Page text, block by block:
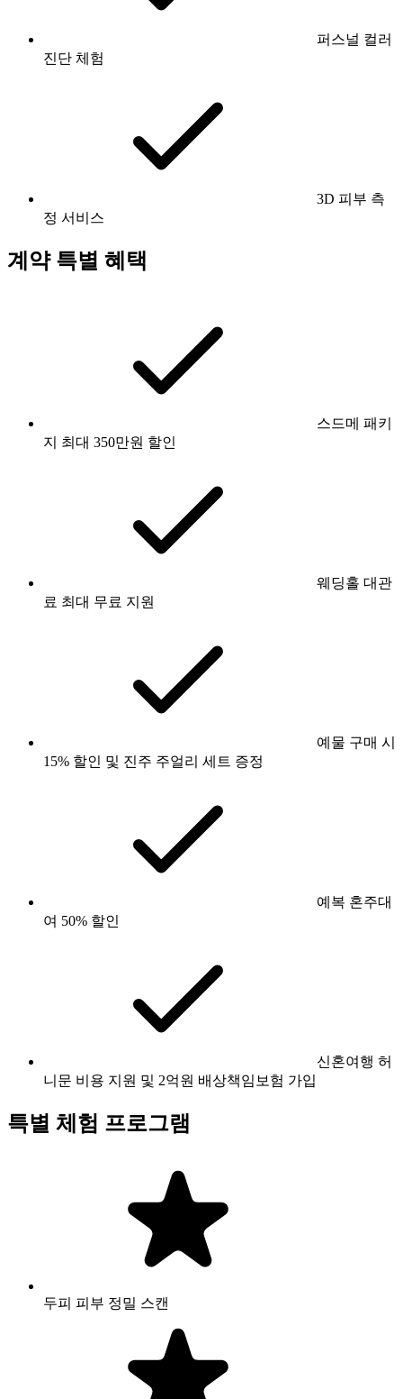
퍼스널 컬러
진단 체험
3D 피부 측
정 서비스
계약 특별 혜택
스드메 패키
지 최대 350만원 할인
웨딩홀 대관
료 최대 무료 지원
예물 구매 시
15% 할인 및 진주 주얼리 세트 증정
예복 혼주대
여 50% 할인
신혼여행 허
니문 비용 지원 및 2억원 배상책임보험 가입
특별 체험 프로그램
두피 피부 정밀 스캔